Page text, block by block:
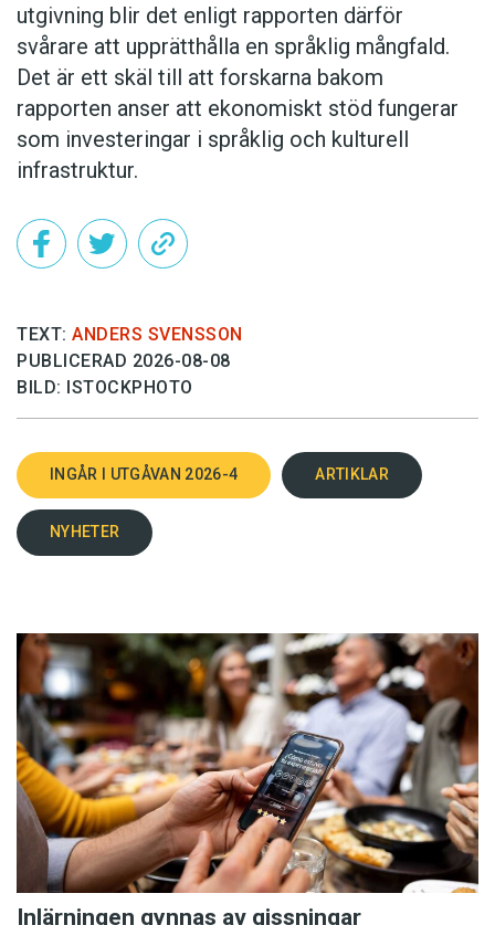
utgivning blir det enligt rapporten därför
svårare att upprätthålla en språklig mångfald.
Det är ett skäl till att forskarna bakom
rapporten anser att ekonomiskt stöd fungerar
som investeringar i språklig och kulturell
infrastruktur.
TEXT: ANDERS SVENSSON
PUBLICERAD 2026-08-08
BILD: ISTOCKPHOTO
INGÅR I UTGÅVAN 2026-4 ARTIKLAR
NYHETER
Inlärningen gynnas av gissningar